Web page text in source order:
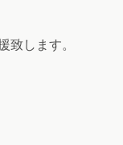
致します。